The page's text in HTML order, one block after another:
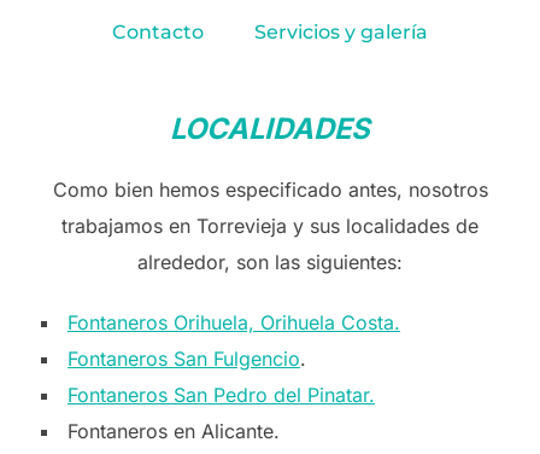
Contacto Servicios y galería
LOCALIDADES
Como bien hemos especificado antes, nosotros
trabajamos en Torrevieja y sus localidades de
alrededor, son las siguientes:
Fontaneros Orihuela, Orihuela Costa.
Fontaneros San Fulgencio.
Fontaneros San Pedro del Pinatar.
Fontaneros en Alicante.